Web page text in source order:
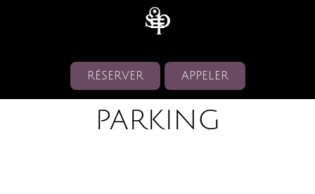
RÉSERVER APPELER
PARKING